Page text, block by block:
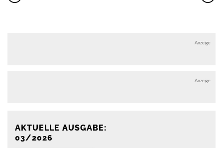
Anzeige
Anzeige
AKTUELLE AUSGABE:
03/2026